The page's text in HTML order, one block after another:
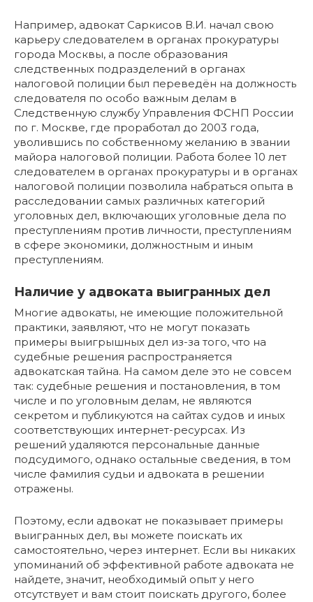
Например, адвокат Саркисов В.И. начал свою
карьеру следователем в органах прокуратуры
города Москвы, а после образования
следственных подразделений в органах
налоговой полиции был переведён на должность
следователя по особо важным делам в
Следственную службу Управления ФСНП России
по г. Москве, где проработал до 2003 года,
уволившись по собственному желанию в звании
майора налоговой полиции. Работа более 10 лет
следователем в органах прокуратуры и в органах
налоговой полиции позволила набраться опыта в
расследовании самых различных категорий
уголовных дел, включающих уголовные дела по
преступлениям против личности, преступлениям
в сфере экономики, должностным и иным
преступлениям.
Наличие у адвоката выигранных дел
Многие адвокаты, не имеющие положительной
практики, заявляют, что не могут показать
примеры выигрышных дел из-за того, что на
судебные решения распространяется
адвокатская тайна. На самом деле это не совсем
так: судебные решения и постановления, в том
числе и по уголовным делам, не являются
секретом и публикуются на сайтах судов и иных
соответствующих интернет-ресурсах. Из
решений удаляются персональные данные
подсудимого, однако остальные сведения, в том
числе фамилия судьи и адвоката в решении
отражены.
Поэтому, если адвокат не показывает примеры
выигранных дел, вы можете поискать их
самостоятельно, через интернет. Если вы никаких
упоминаний об эффективной работе адвоката не
найдете, значит, необходимый опыт у него
отсутствует и вам стоит поискать другого, более